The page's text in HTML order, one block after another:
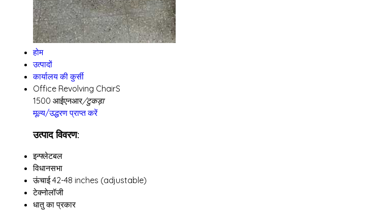
होम
उत्पादों
कार्यालय की कुर्सी
Office Revolving ChairS
1500 आईएनआर/टुकड़ा
मूल्य/उद्धरण प्राप्त करें
उत्पाद विवरण:
इन्फ्लेटबल
विधानसभा
ऊंचाई 42-48 inches (adjustable)
टेक्नोलॉजी
धातु का प्रकार